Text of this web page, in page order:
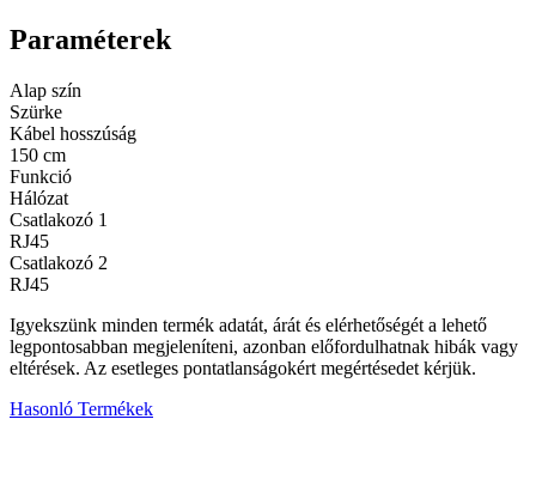
Paraméterek
Alap szín
Szürke
Kábel hosszúság
150 cm
Funkció
Hálózat
Csatlakozó 1
RJ45
Csatlakozó 2
RJ45
Igyekszünk minden termék adatát, árát és elérhetőségét a lehető
legpontosabban megjeleníteni, azonban előfordulhatnak hibák vagy
eltérések. Az esetleges pontatlanságokért megértésedet kérjük.
Hasonló Termékek